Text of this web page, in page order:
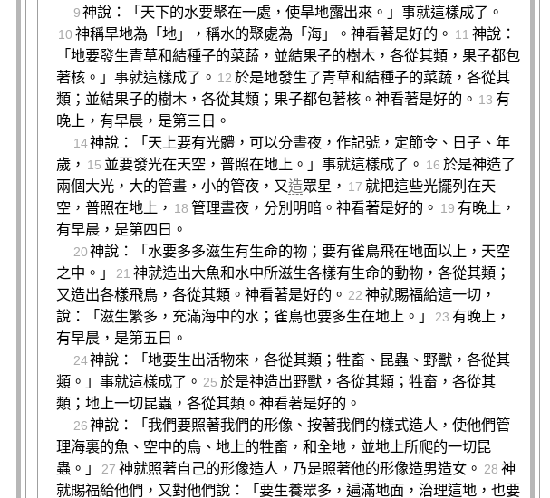
9 神說：「天下的水要聚在一處，使旱地露出來。」事就這樣成了。
10 神稱旱地為「地」，稱水的聚處為「海」。神看著是好的。 11 神說：
「地要發生青草和結種子的菜蔬，並結果子的樹木，各從其類，果子都包
著核。」事就這樣成了。 12 於是地發生了青草和結種子的菜蔬，各從其
類；並結果子的樹木，各從其類；果子都包著核。神看著是好的。 13 有
晚上，有早晨，是第三日。
14神說：「天上要有光體，可以分晝夜，作記號，定節令、日子、年
歲， 15 並要發光在天空，普照在地上。」事就這樣成了。 16 於是神造了
兩個大光，大的管晝，小的管夜，又造眾星， 17 就把這些光擺列在天
空，普照在地上， 18 管理晝夜，分別明暗。神看著是好的。 19 有晚上，
有早晨，是第四日。
20 神說：「水要多多滋生有生命的物；要有雀鳥飛在地面以上，天空
之中。」
21 神就造出大魚和水中所滋生各樣有生命的動物，各從其類；
又造出各樣飛鳥，各從其類。神看著是好的。 22 神就賜福給這一切，
說：「滋生繁多，充滿海中的水；雀鳥也要多生在地上。」
23 有晚上，
有早晨，是第五日。
24神說：「地要生出活物來，各從其類；牲畜、昆蟲、野獸，各從其
類。」事就這樣成了。 25 於是神造出野獸，各從其類；牲畜，各從其
類；地上一切昆蟲，各從其類。神看著是好的。
26 神說：「我們要照著我們的形像、按著我們的樣式造人，使他們管
理海裏的魚、空中的鳥、地上的牲畜，和全地，並地上所爬的一切昆
蟲。」
27 神就照著自己的形像造人，乃是照著他的形像造男造女。 28 神
就賜福給他們，又對他們說：「要生養眾多，遍滿地面，治理這地，也要